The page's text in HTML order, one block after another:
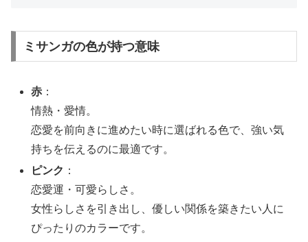
ミサンガの色が持つ意味
赤 ：
情熱・愛情。
恋愛を前向きに進めたい時に選ばれる色で、強い気
持ちを伝えるのに最適です。
ピンク ：
恋愛運・可愛らしさ。
女性らしさを引き出し、優しい関係を築きたい人に
ぴったりのカラーです。